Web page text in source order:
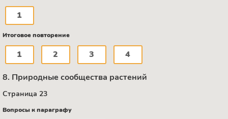
1
Итоговое повторение
1 2 3 4
8. Природные сообщества растений
Страница 23
Вопросы к параграфу